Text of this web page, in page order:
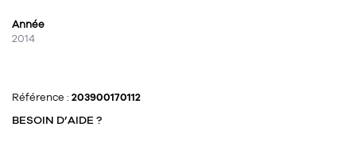
Année
2014
Référence : 203900170112
BESOIN D’AIDE ?